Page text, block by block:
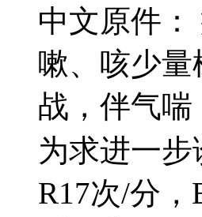
中文原件
嗽、咳少
战，伴气
为求进一
R17次/分